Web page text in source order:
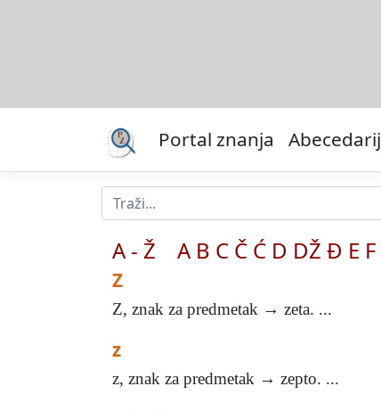
Portal znanja Abecedarij
A - Ž A B C Č Ć D DŽ Đ E F
Z
Z, znak za predmetak → zeta. ...
z
z, znak za predmetak → zepto. ...